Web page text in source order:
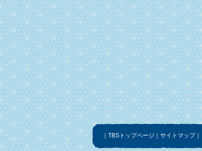
｜ TBSトップページ ｜ サイトマップ｜